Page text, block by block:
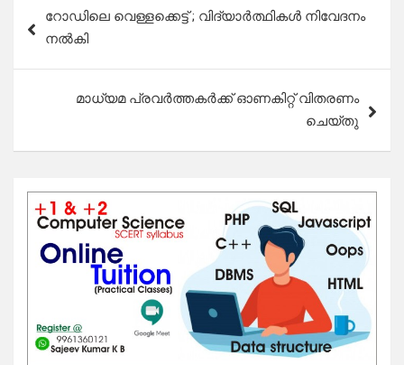
navigation
റോഡിലെ വെള്ളക്കെട്ട് ; വിദ്യാർത്ഥികൾ നിവേദനം
നൽകി
മാധ്യമ പ്രവർത്തകർക്ക് ഓണകിറ്റ് വിതരണം
ചെയ്തു